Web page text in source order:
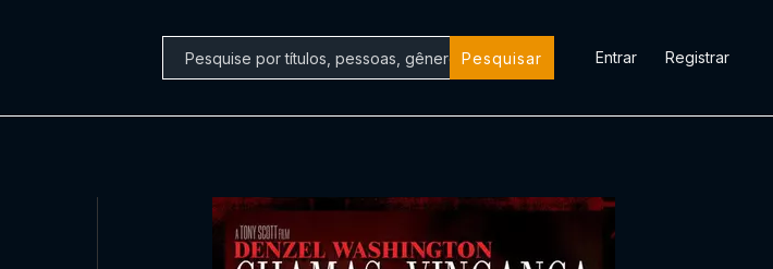
Pesquisar Entrar Registrar